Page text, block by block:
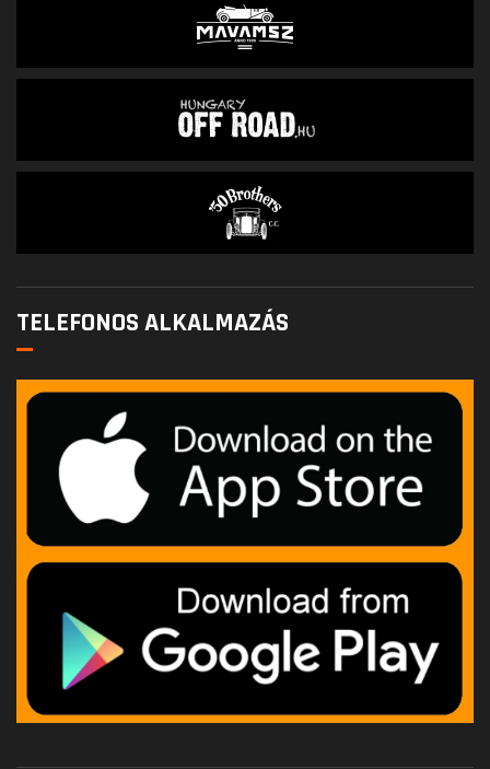
TELEFONOS ALKALMAZÁS